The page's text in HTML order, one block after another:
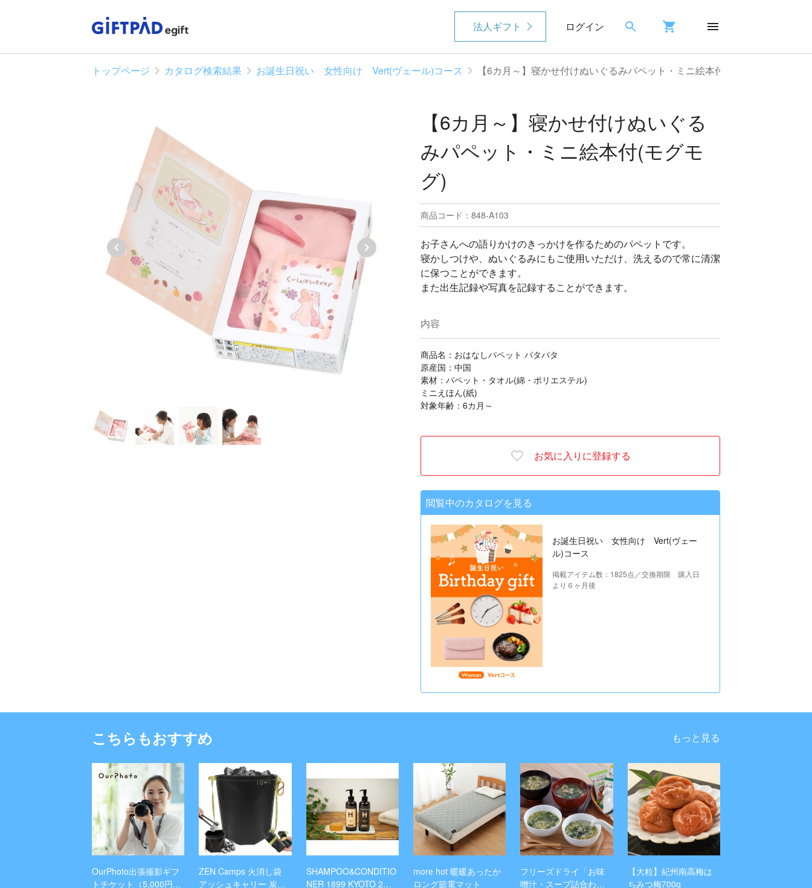
法人ギフト ログイン
トップページ カタログ検索結果 お誕生日祝い 女性向け Vert(ヴェール)コース 【6カ月～】寝かせ付けぬいぐるみパペット・ミニ絵本付(モグモグ)
【6カ月～】寝かせ付けぬいぐる
みパペット・ミニ絵本付(モグモ
グ)
商品コード：848-A103
お子さんへの語りかけのきっかけを作るためのパペットです。
寝かしつけや、ぬいぐるみにもご使用いただけ、洗えるので常に清潔
に保つことができます。
また出生記録や写真を記録することができます。
内容
商品名：おはなしパペット パタパタ
原産国：中国
素材：パペット・タオル(綿・ポリエステル)
ミニえほん(紙)
対象年齢：6カ月～
お気に入りに登録する
閲覧中のカタログを見る
お誕生日祝い 女性向け Vert(ヴェー
ル)コース
掲載アイテム数：1825点／交換期限 購入日
より６ヶ月後
こちらもおすすめ もっと見る
OurPhoto出張撮影ギフ
トチケット（5,000円
ZEN Camps 火消し袋
アッシュキャリー 炭処
SHAMPOO&CONDITIO
NER 1899 KYOTO 2本
more hot 暖暖あったか
ロング節電マット
フリーズドライ「お味
噌汁・スープ詰合わ
【大粒】紀州南高梅は
ちみつ梅700g